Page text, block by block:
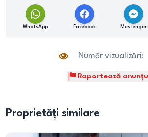
WhatsApp Facebook Messenger
Număr vizualizări:
Raportează anunțul
Proprietăți similare